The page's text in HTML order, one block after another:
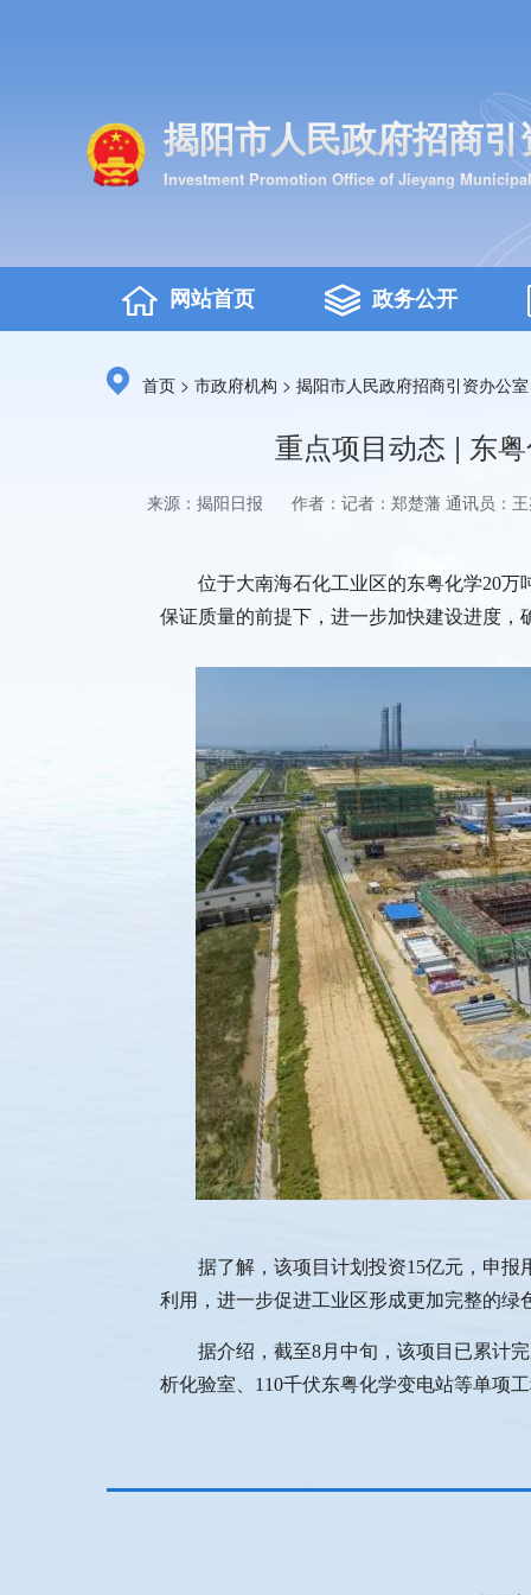
揭阳市人民政府招商
Investment Promotion Office of Jieyang
网站首页 政务公开
首页 > 市政府机构 > 揭阳市人民政府招商引资办公室
重点项目动态 | 东
来源：揭阳日报 作者：记者：郑楚藩 通讯员：
位于大南海石化工业区的东粤化学20万
保证质量的前提下，进一步加快建设进度，
据了解，该项目计划投资15亿元，申报用
利用，进一步促进工业区形成更加完整的
据介绍，截至8月中旬，该项目已累计完
析化验室、110千伏东粤化学变电站等单项